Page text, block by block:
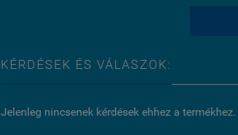
KÉRDÉSEK ÉS VÁLASZOK:
Jelenleg nincsenek kérdések ehhez a termékhez.